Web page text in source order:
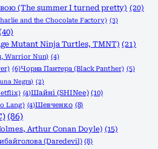
(The summer I turned pretty) (20)
and the Chocolate Factory) (3)
Mutant Ninja Turtles, TMNT) (21)
Warrior Nun) (4)
(6)Чорна Пантера (Black Panther) (5)
Negra) (2)
(4)Шайні (SHINee) (10)
Lang) (4)Шевченко (8)
(86)
Arthur Conan Doyle) (15)
(Daredevil) (8)